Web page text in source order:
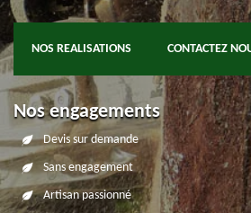
NOS REALISATIONS CONTACTEZ
Nos engagements
Devis sur demande
Sans engagement
Artisan passionné